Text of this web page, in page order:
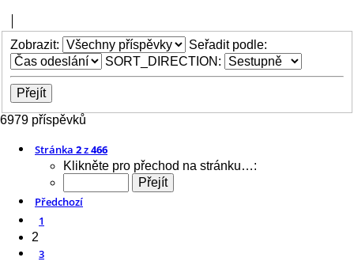
Zobrazit:
Seřadit podle:
SORT_DIRECTION:
6979 příspěvků
Stránka 2z466
Klikněte pro přechod na stránku…:
Předchozí
1
2
3